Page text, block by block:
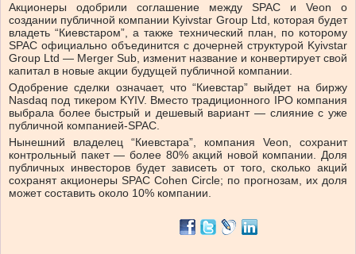
Акционеры одобрили соглашение между SPAC и Veon о
создании публичной компании Kyivstar Group Ltd, которая будет
владеть “Киевстаром”, а также технический план, по которому
SPAC официально объединится с дочерней структурой Kyivstar
Group Ltd — Merger Sub, изменит название и конвертирует свой
капитал в новые акции будущей публичной компании.
Одобрение сделки означает, что “Киевстар” выйдет на биржу
Nasdaq под тикером KYIV. Вместо традиционного IPO компания
выбрала более быстрый и дешевый вариант — слияние с уже
публичной компанией-SPAC.
Нынешний владелец “Киевстара”, компания Veon, сохранит
контрольный пакет — более 80% акций новой компании. Доля
публичных инвесторов будет зависеть от того, сколько акций
сохранят акционеры SPAC Cohen Circle; по прогнозам, их доля
может составить около 10% компании.